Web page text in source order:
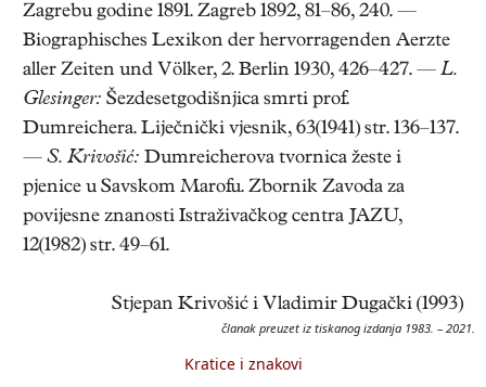
Zagrebu godine 1891. Zagreb 1892, 81–86, 240. —
Biographisches Lexikon der hervorragenden Aerzte
aller Zeiten und Völker, 2. Berlin 1930, 426–427. — L.
Glesinger: Šezdesetgodišnjica smrti prof.
Dumreichera. Liječnički vjesnik, 63(1941) str. 136–137.
— S. Krivošić: Dumreicherova tvornica žeste i
pjenice u Savskom Marofu. Zbornik Zavoda za
povijesne znanosti Istraživačkog centra JAZU,
12(1982) str. 49–61.
Stjepan Krivošić i Vladimir Dugački (1993)
članak preuzet iz tiskanog izdanja 1983. – 2021.
Kratice i znakovi